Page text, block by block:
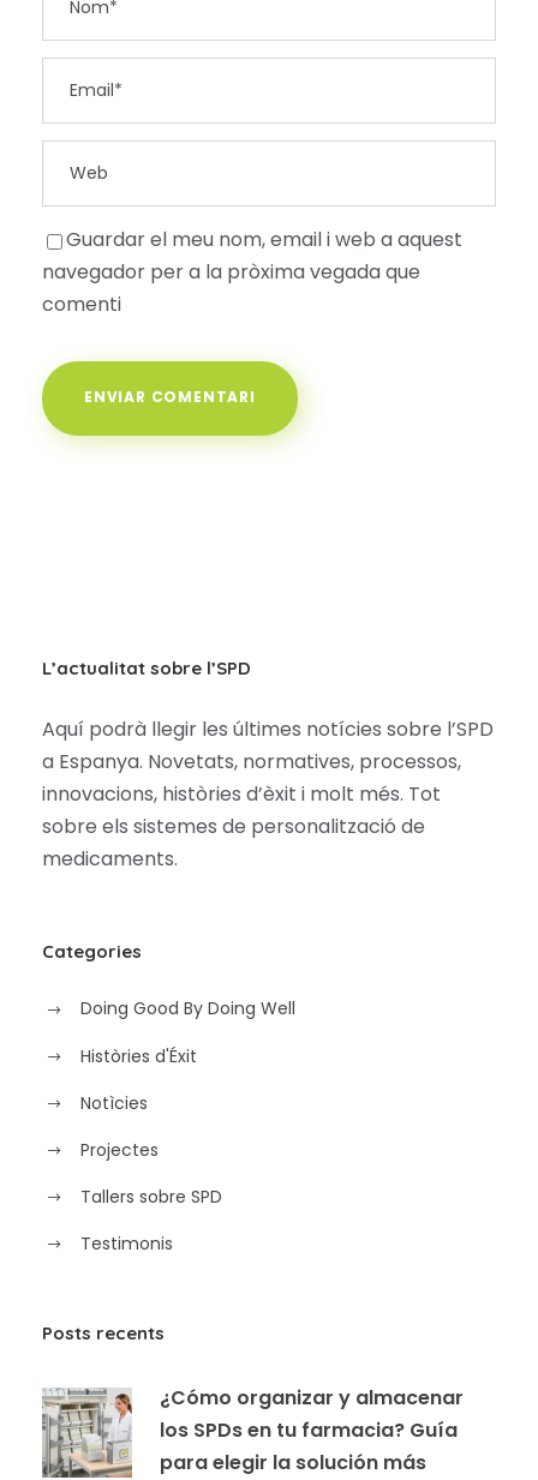
Guardar el meu nom, email i web a aquest
navegador per a la pròxima vegada que
comenti
L’actualitat sobre l’SPD
Aquí podrà llegir les últimes notícies sobre l’SPD
a Espanya. Novetats, normatives, processos,
innovacions, històries d’èxit i molt més. Tot
sobre els sistemes de personalització de
medicaments.
Categories
Doing Good By Doing Well
Històries d'Éxit
Notìcies
Projectes
Tallers sobre SPD
Testimonis
Posts recents
¿Cómo organizar y almacenar
los SPDs en tu farmacia? Guía
para elegir la solución más